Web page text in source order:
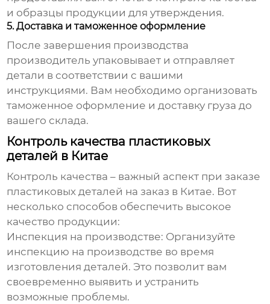
и образцы продукции для утверждения.
5. Доставка и таможенное оформление
После завершения производства
производитель упаковывает и отправляет
детали в соответствии с вашими
инструкциями. Вам необходимо организовать
таможенное оформление и доставку груза до
вашего склада.
Контроль качества пластиковых
деталей в Китае
Контроль качества – важный аспект при заказе
пластиковых деталей на заказ в Китае. Вот
несколько способов обеспечить высокое
качество продукции:
Инспекция на производстве: Организуйте
инспекцию на производстве во время
изготовления деталей. Это позволит вам
своевременно выявить и устранить
возможные проблемы.